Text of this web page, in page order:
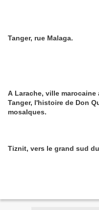
Tanger, rue Malaga.
A Larache, ville marocaine
Tanger, l'histoire de Don
mosaIques.
Tiznit, vers le grand sud